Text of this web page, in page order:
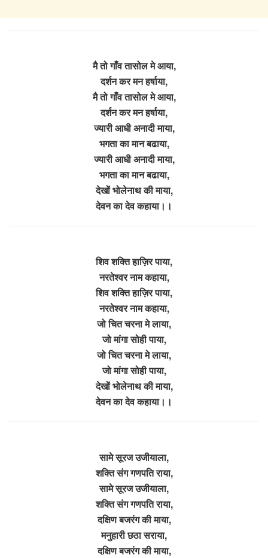
मै तो गाँव तासोल मे आया,
दर्शन कर मन हर्षाया,
मै तो गाँव तासोल मे आया,
दर्शन कर मन हर्षाया,
ज्यारी आधी अनादी माया,
भगता का मान बढाया,
ज्यारी आधी अनादी माया,
भगता का मान बढाया,
देखों भोलेनाथ की माया,
देवन का देव कहाया।।
शिव शक्ति हाज़िर पाया,
नरतेश्वर नाम कहाया,
शिव शक्ति हाज़िर पाया,
नरतेश्वर नाम कहाया,
जो चित चरना मे लाया,
जो मांगा सोही पाया,
जो चित चरना मे लाया,
जो मांगा सोही पाया,
देखों भोलेनाथ की माया,
देवन का देव कहाया।।
सामे सूरज उजीयाला,
शक्ति संग गणपति राया,
सामे सूरज उजीयाला,
शक्ति संग गणपति राया,
दक्षिण बजरंग की माया,
मनुहारी छठा सराया,
दक्षिण बजरंग की माया,